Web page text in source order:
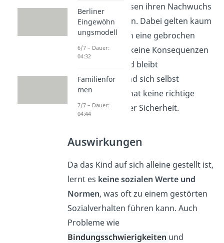
Rolle
ein und lassen ihren Nachwuchs
einfach gewähren. Dabei gelten kaum
Regeln und wenn eine gebrochen
wird, bringt das keine Konsequenzen
mit sich. Das Kind bleibt
dementsprechend sich selbst
überlassen und hat keine richtige
Orientierung oder Sicherheit.
Auswirkungen
Da das Kind auf sich alleine gestellt ist,
lernt es keine sozialen Werte und
Normen, was oft zu einem gestörten
Sozialverhalten führen kann. Auch
Probleme wie
Bindungsschwierigkeiten und
Berliner
Eingewöhn
ungsmodell
6/7 – Dauer:
04:32
Familienfor
men
7/7 – Dauer:
04:44